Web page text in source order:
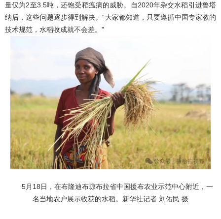
量仅为2至3.5吨，还饱受稻瘟病的威胁。自2020年杂交水稻引进鲁塔
纳后，这些问题逐步得到解决。“大家都知道，只要遵循中国专家教的
技术规范，水稻收成就不会差。”
5月18日，在布隆迪布琼布拉省中国援布农业示范中心附近，一
名当地农户展示收获的水稻。新华社记者 刘佑民 摄